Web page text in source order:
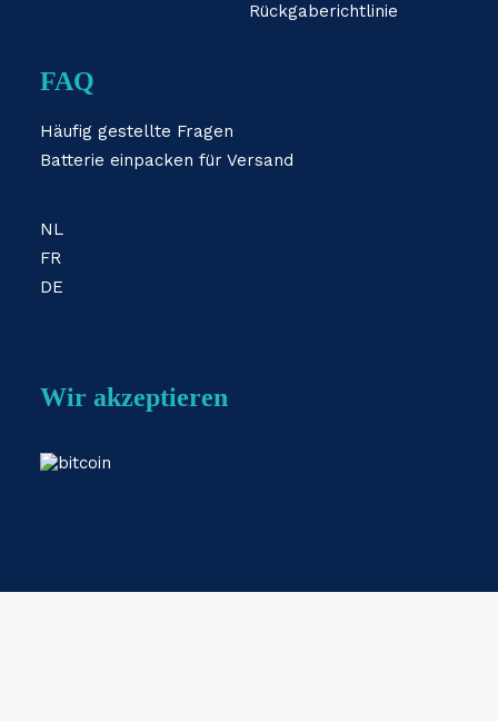
Rückgaberichtlinie
FAQ
Häufig gestellte Fragen
Batterie einpacken für Versand
NL
FR
DE
Wir akzeptieren